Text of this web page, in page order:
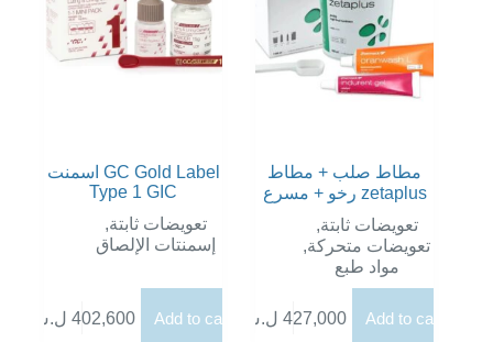
اسمنت GC Gold Label
Type 1 GIC
تعويضات ثابتة,
إسمنتات الإلصاق
402,600 ل.س Add to cart
مطاط صلب + مطاط
رخو + مسرع zetaplus
تعويضات ثابتة,
تعويضات متحركة,
مواد طبع
427,000 ل.س Add to cart